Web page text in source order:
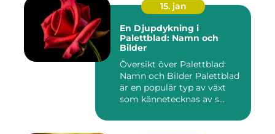
15. jan
En Djupdykning i
Palettblad: Namn och
Bilder
Översikt över Palettblad:
Namn och Bilder Palettblad
är en populär typ av växt
som kännetecknas av s...